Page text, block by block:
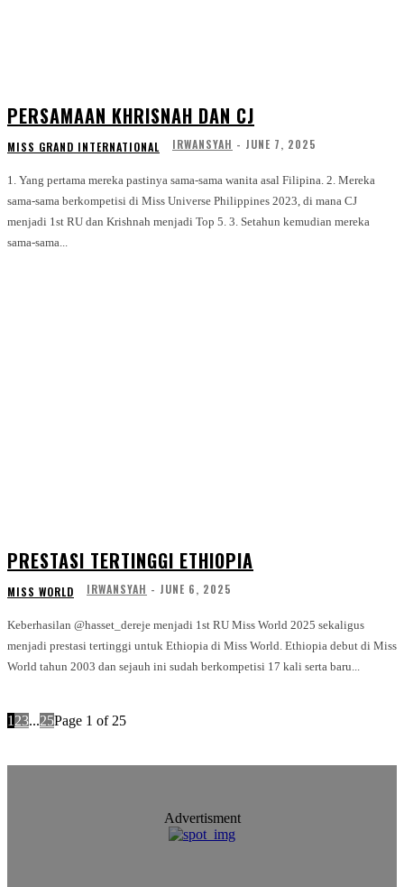
PERSAMAAN KHRISNAH DAN CJ
MISS GRAND INTERNATIONAL IRWANSYAH - JUNE 7, 2025
1. Yang pertama mereka pastinya sama-sama wanita asal Filipina. 2. Mereka
sama-sama berkompetisi di Miss Universe Philippines 2023, di mana CJ
menjadi 1st RU dan Krishnah menjadi Top 5. 3. Setahun kemudian mereka
sama-sama...
PRESTASI TERTINGGI ETHIOPIA
MISS WORLD IRWANSYAH - JUNE 6, 2025
Keberhasilan @hasset_dereje menjadi 1st RU Miss World 2025 sekaligus
menjadi prestasi tertinggi untuk Ethiopia di Miss World. Ethiopia debut di Miss
World tahun 2003 dan sejauh ini sudah berkompetisi 17 kali serta baru...
1 23...25Page 1 of 25
Advertisment